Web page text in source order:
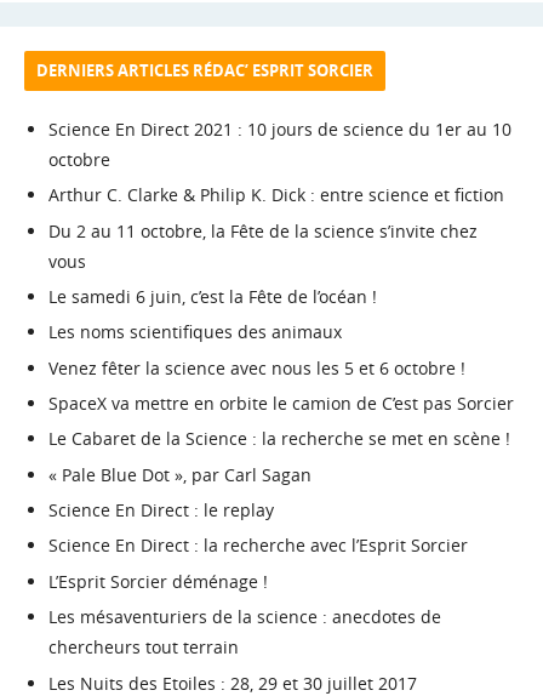
DERNIERS ARTICLES RÉDAC’ ESPRIT SORCIER
Science En Direct 2021 : 10 jours de science du 1er au 10
octobre
Arthur C. Clarke & Philip K. Dick : entre science et fiction
Du 2 au 11 octobre, la Fête de la science s’invite chez
vous
Le samedi 6 juin, c’est la Fête de l’océan !
Les noms scientifiques des animaux
Venez fêter la science avec nous les 5 et 6 octobre !
SpaceX va mettre en orbite le camion de C’est pas Sorcier
Le Cabaret de la Science : la recherche se met en scène !
« Pale Blue Dot », par Carl Sagan
Science En Direct : le replay
Science En Direct : la recherche avec l’Esprit Sorcier
L’Esprit Sorcier déménage !
Les mésaventuriers de la science : anecdotes de
chercheurs tout terrain
Les Nuits des Etoiles : 28, 29 et 30 juillet 2017